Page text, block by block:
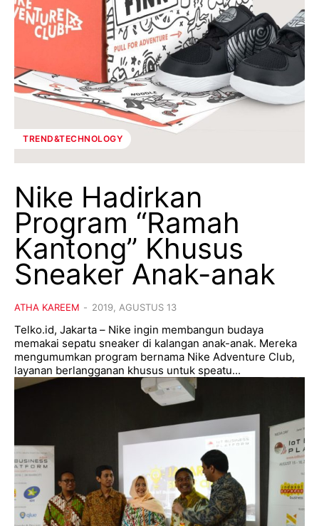
TREND&TECHNOLOGY
Nike Hadirkan
Program “Ramah
Kantong” Khusus
Sneaker Anak-anak
ATHA KAREEM - 2019, AGUSTUS 13
Telko.id, Jakarta – Nike ingin membangun budaya
memakai sepatu sneaker di kalangan anak-anak. Mereka
mengumumkan program bernama Nike Adventure Club,
layanan berlangganan khusus untuk speatu...